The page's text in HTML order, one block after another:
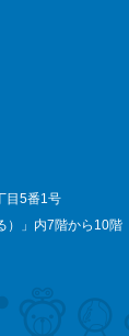
目5番1号
）」内7階から10階